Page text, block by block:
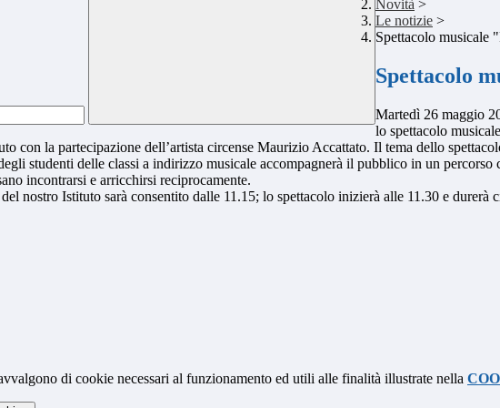
Novità >
Le notizie >
Spettacolo musicale
Spettacolo
Martedì 26 maggio
lo spettacolo
con la partecipazione dell’artista circense Maurizio Accattato. Il tema dello
studenti delle classi a indirizzo musicale accompagnerà il pubblico in un
incontrarsi e arricchirsi reciprocamente.
nostro Istituto sarà consentito dalle 11.15; lo spettacolo inizierà alle 11.30 e durerà
di cookie necessari al funzionamento ed utili alle finalità illustrate nella